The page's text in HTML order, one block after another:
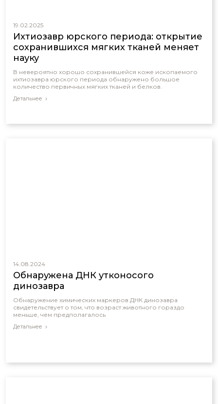
19.02.2025
Ихтиозавр юрского периода: открытие
сохранившихся мягких тканей меняет
науку
В невероятно хорошо сохранившейся коже ископаемого
ихтиозавра юрского периода обнаружено большое
количество первичных мягких тканей и белков.
Детальнее
14.08.2024
Обнаружена ДНК утконосого
динозавра
Обнаружение химических маркеров ДНК динозавра
свидетельствует о том, что возраст животного гораздо
меньше, чем предполагалось
Детальнее